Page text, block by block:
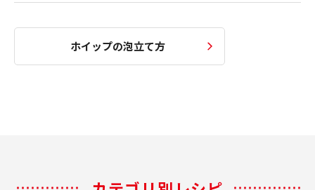
ホイップの泡立て方